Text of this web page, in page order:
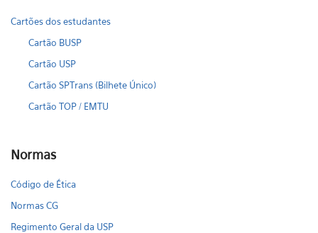
Cartões dos estudantes
Cartão BUSP
Cartão USP
Cartão SPTrans (Bilhete Único)
Cartão TOP / EMTU
Normas
Código de Ética
Normas CG
Regimento Geral da USP